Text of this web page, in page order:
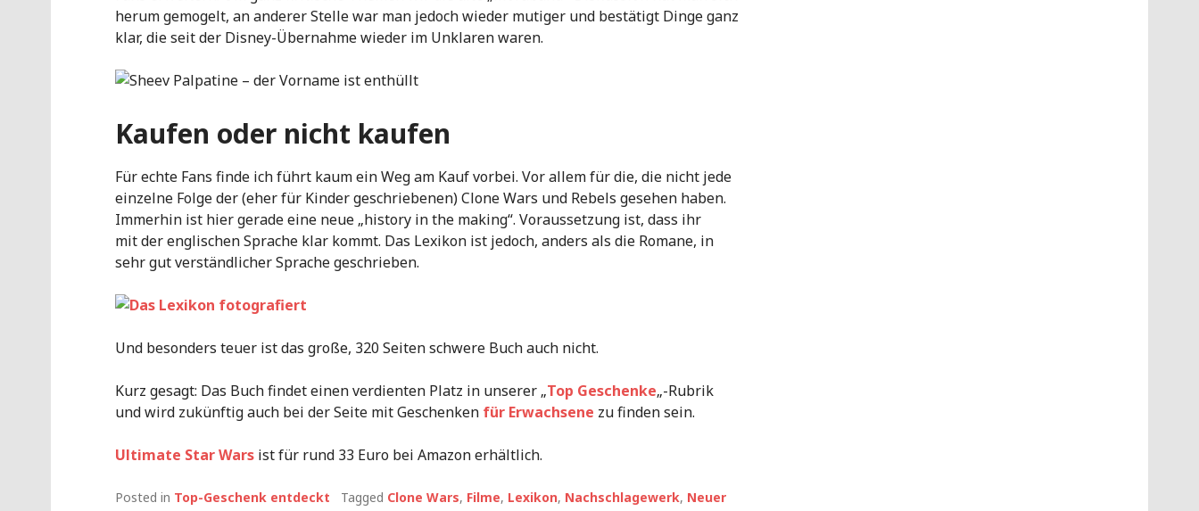
herum gemogelt, an anderer Stelle war man jedoch wieder mutiger und bestätigt Dinge ganz
klar, die seit der Disney-Übernahme wieder im Unklaren waren.
Kaufen oder nicht kaufen
Für echte Fans finde ich führt kaum ein Weg am Kauf vorbei. Vor allem für die, die nicht jede
einzelne Folge der (eher für Kinder geschriebenen) Clone Wars und Rebels gesehen haben.
Immerhin ist hier gerade eine neue „history in the making“. Voraussetzung ist, dass ihr
mit der englischen Sprache klar kommt. Das Lexikon ist jedoch, anders als die Romane, in
sehr gut verständlicher Sprache geschrieben.
Und besonders teuer ist das große, 320 Seiten schwere Buch auch nicht.
Kurz gesagt: Das Buch findet einen verdienten Platz in unserer „Top Geschenke„-Rubrik
und wird zukünftig auch bei der Seite mit Geschenken für Erwachsene zu finden sein.
Ultimate Star Wars ist für rund 33 Euro bei Amazon erhältlich.
Posted in Top-Geschenk entdeckt Tagged Clone Wars, Filme, Lexikon, Nachschlagewerk, Neuer